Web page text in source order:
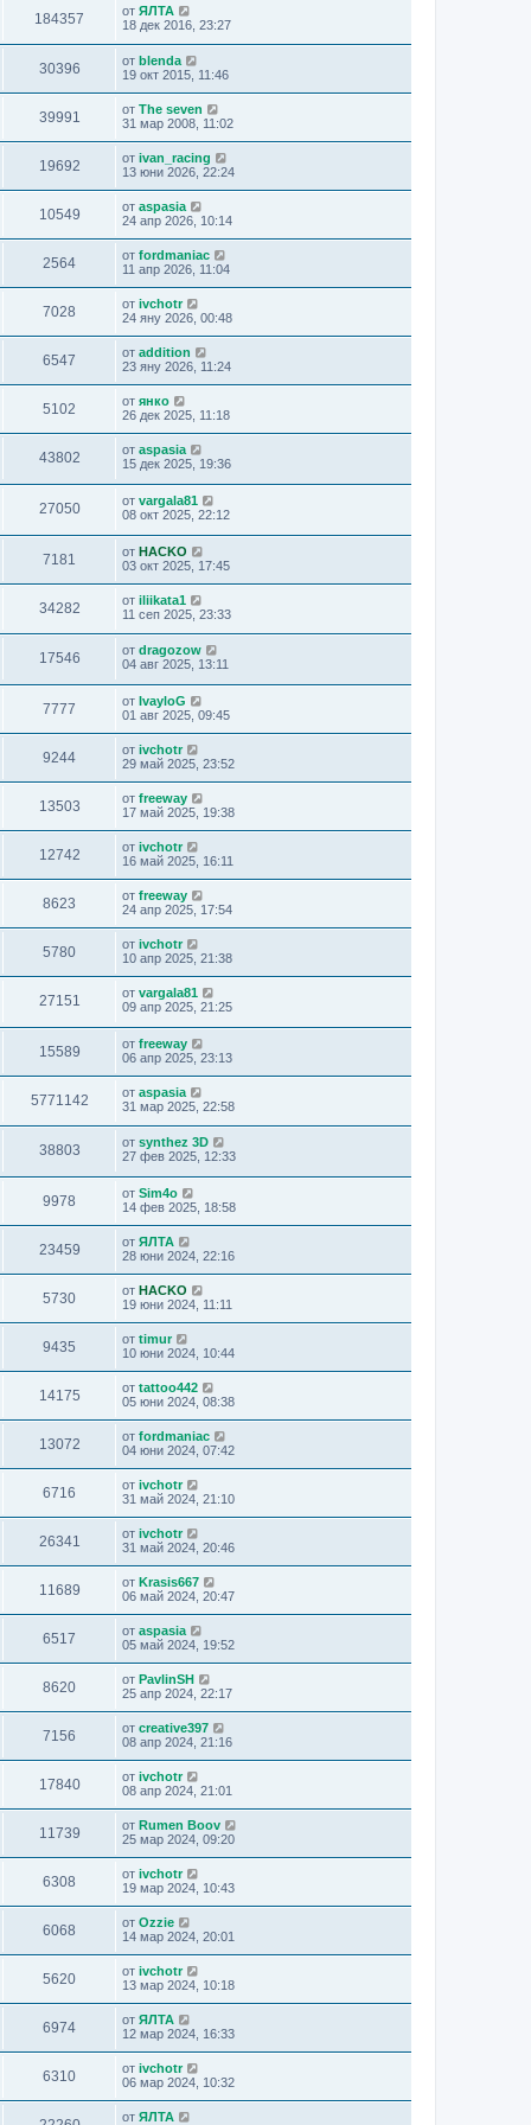
184357 от ЯЛТА
18 дек 2016, 23:27
30396 от blenda
19 окт 2015, 11:46
39991 от The seven
31 мар 2008, 11:02
19692 от ivan_racing
13 юни 2026, 22:24
10549 от aspasia
24 апр 2026, 10:14
2564 от fordmaniac
11 апр 2026, 11:04
7028 от ivchotr
24 яну 2026, 00:48
6547 от addition
23 яну 2026, 11:24
5102 от янко
26 дек 2025, 11:18
43802 от aspasia
15 дек 2025, 19:36
27050 от vargala81
08 окт 2025, 22:12
7181 от HACKO
03 окт 2025, 17:45
34282 от iliikata1
11 сеп 2025, 23:33
17546 от dragozow
04 авг 2025, 13:11
7777 от IvayloG
01 авг 2025, 09:45
9244 от ivchotr
29 май 2025, 23:52
13503 от freeway
17 май 2025, 19:38
12742 от ivchotr
16 май 2025, 16:11
8623 от freeway
24 апр 2025, 17:54
5780 от ivchotr
10 апр 2025, 21:38
27151 от vargala81
09 апр 2025, 21:25
15589 от freeway
06 апр 2025, 23:13
5771142 от aspasia
31 мар 2025, 22:58
38803 от synthez 3D
27 фев 2025, 12:33
9978 от Sim4o
14 фев 2025, 18:58
23459 от ЯЛТА
28 юни 2024, 22:16
5730 от HACKO
19 юни 2024, 11:11
9435 от timur
10 юни 2024, 10:44
14175 от tattoo442
05 юни 2024, 08:38
13072 от fordmaniac
04 юни 2024, 07:42
6716 от ivchotr
31 май 2024, 21:10
26341 от ivchotr
31 май 2024, 20:46
11689 от Krasis667
06 май 2024, 20:47
6517 от aspasia
05 май 2024, 19:52
8620 от PavlinSH
25 апр 2024, 22:17
7156 от creative397
08 апр 2024, 21:16
17840 от ivchotr
08 апр 2024, 21:01
11739 от Rumen Boov
25 мар 2024, 09:20
6308 от ivchotr
19 мар 2024, 10:43
6068 от Ozzie
14 мар 2024, 20:01
5620 от ivchotr
13 мар 2024, 10:18
6974 от ЯЛТА
12 мар 2024, 16:33
6310 от ivchotr
06 мар 2024, 10:32
от ЯЛТА